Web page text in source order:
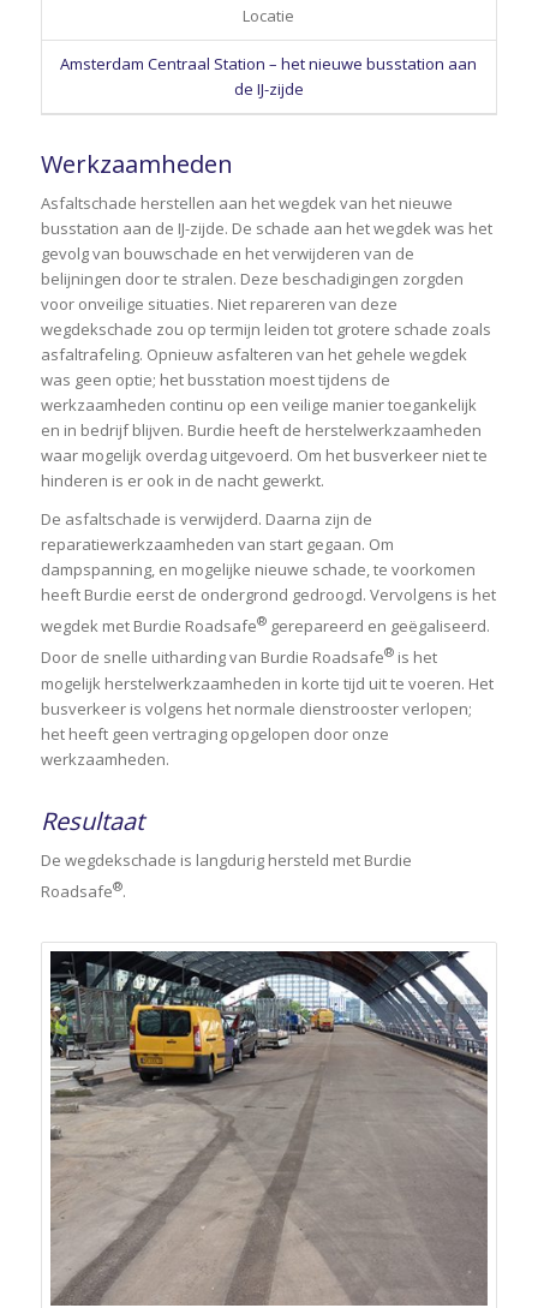
Locatie
Amsterdam Centraal Station – het nieuwe busstation aan
de IJ-zijde
Werkzaamheden
Asfaltschade herstellen aan het wegdek van het nieuwe
busstation aan de IJ-zijde. De schade aan het wegdek was het
gevolg van bouwschade en het verwijderen van de
belijningen door te stralen. Deze beschadigingen zorgden
voor onveilige situaties. Niet repareren van deze
wegdekschade zou op termijn leiden tot grotere schade zoals
asfaltrafeling. Opnieuw asfalteren van het gehele wegdek
was geen optie; het busstation moest tijdens de
werkzaamheden continu op een veilige manier toegankelijk
en in bedrijf blijven. Burdie heeft de herstelwerkzaamheden
waar mogelijk overdag uitgevoerd. Om het busverkeer niet te
hinderen is er ook in de nacht gewerkt.
De asfaltschade is verwijderd. Daarna zijn de
reparatiewerkzaamheden van start gegaan. Om
dampspanning, en mogelijke nieuwe schade, te voorkomen
heeft Burdie eerst de ondergrond gedroogd. Vervolgens is het
wegdek met Burdie Roadsafe®gerepareerd en geëgaliseerd.
Door de snelle uitharding van Burdie Roadsafe®is het
mogelijk herstelwerkzaamheden in korte tijd uit te voeren. Het
busverkeer is volgens het normale dienstrooster verlopen;
het heeft geen vertraging opgelopen door onze
werkzaamheden.
Resultaat
De wegdekschade is langdurig hersteld met Burdie
Roadsafe®.